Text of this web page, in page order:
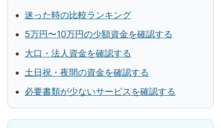
迷った時の比較ランキング
5万円〜10万円の少額資金を確認する
大口・法人資金を確認する
土日祝・夜間の資金を確認する
必要書類が少ないサービスを確認する